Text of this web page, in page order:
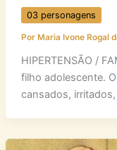
03 personagens
Por Maria Ivone Rogal
HIPERTENSÃO /
filho adolescente.
cansados, irritados,